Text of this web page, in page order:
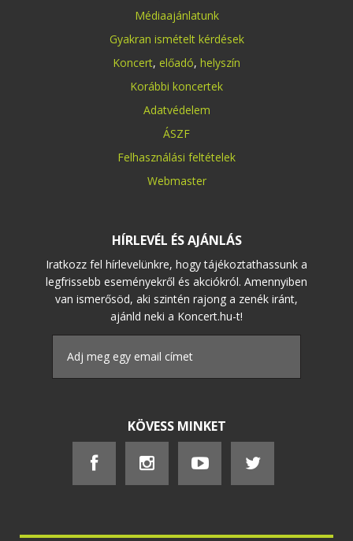
Médiaajánlatunk
Gyakran ismételt kérdések
Koncert, előadó, helyszín
Korábbi koncertek
Adatvédelem
ÁSZF
Felhasználási feltételek
Webmaster
HÍRLEVÉL ÉS AJÁNLÁS
Iratkozz fel hírlevelünkre, hogy tájékoztathassunk a
legfrissebb eseményekről és akciókról. Amennyiben
van ismerősöd, aki szintén rajong a zenék iránt,
ajánld neki a Koncert.hu-t!
KÖVESS MINKET